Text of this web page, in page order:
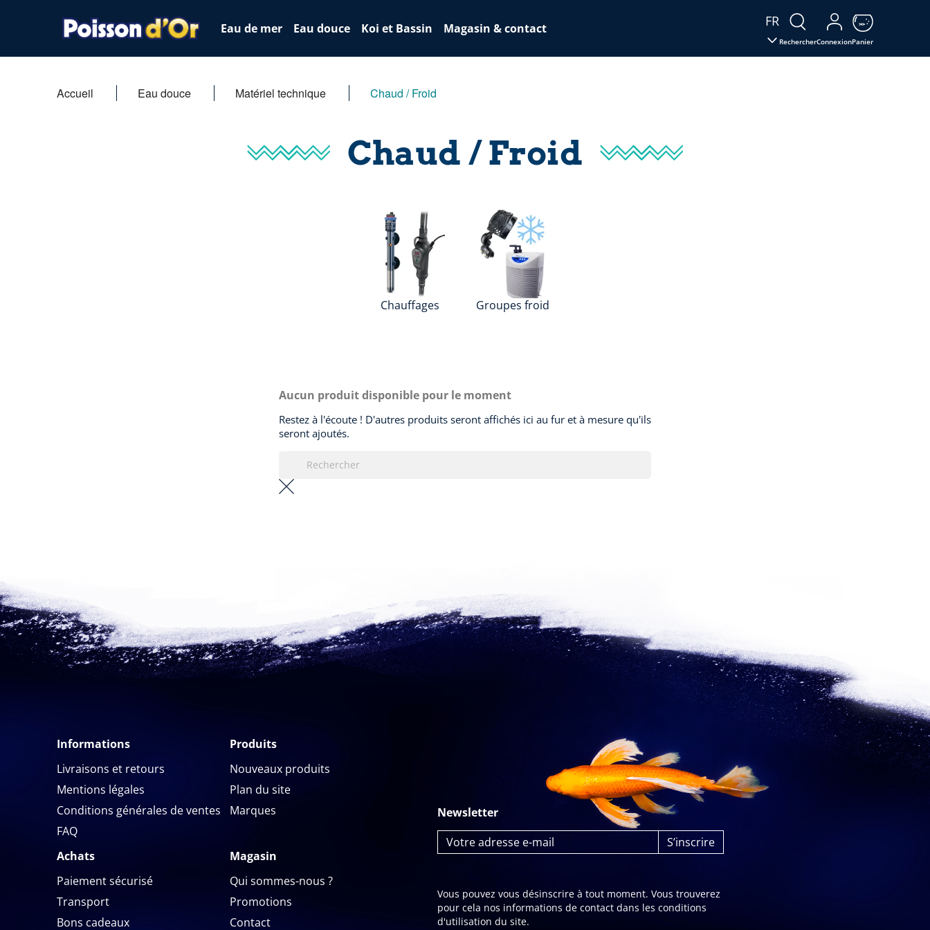
Eau de mer Eau douce Koi et Bassin Magasin & contact FR
RechercherConnexionPanier
Accueil Eau douce Matériel technique Chaud / Froid
Chaud / Froid
Chauffages Groupes froid
Aucun produit disponible pour le moment
Restez à l'écoute ! D'autres produits seront affichés ici au fur et à mesure qu'ils
seront ajoutés.
Informations
Livraisons et retours
Mentions légales
Conditions générales de ventes
FAQ
Produits
Nouveaux produits
Plan du site
Marques
Achats
Paiement sécurisé
Transport
Bons cadeaux
Magasin
Qui sommes-nous ?
Promotions
Contact
Newsletter
Vous pouvez vous désinscrire à tout moment. Vous trouverez
pour cela nos informations de contact dans les conditions
d'utilisation du site.